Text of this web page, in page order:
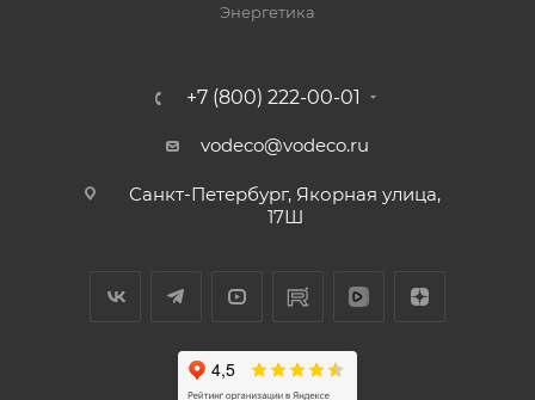
Энергетика
+7 (800) 222-00-01
vodeco@vodeco.ru
Санкт-Петербург, Якорная улица,
17Ш